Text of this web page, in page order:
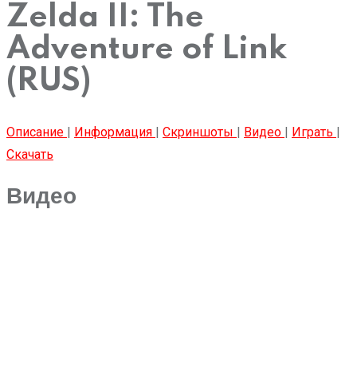
Zelda II: The
Adventure of Link
(RUS)
Описание | Информация | Скриншоты | Видео | Играть |
Скачать
Видео